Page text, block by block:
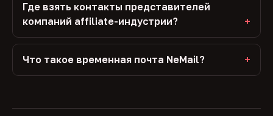
Где взять контакты представителей
компаний affiliate-индустрии?
Что такое временная почта NeMail?